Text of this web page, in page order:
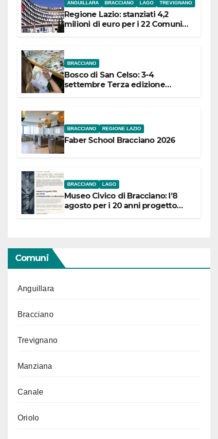
ANGUILLARA BRACCIANO LAGO TREVIGNANO
Regione Lazio: stanziati 4,2
milioni di euro per i 22 Comuni
BRACCIANO
Bosco di San Celso: 3-4
settembre Terza edizione
BRACCIANO REGIONE LAZIO
Faber School Bracciano 2026
BRACCIANO LAGO
Museo Civico di Bracciano: l’8
agosto per i 20 anni progetto
Comuni
Anguillara
Bracciano
Trevignano
Manziana
Canale
Oriolo